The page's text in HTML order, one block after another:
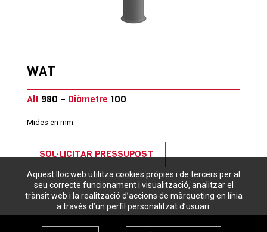
Aquest lloc web utilitza cookies pròpies i de tercers per al
seu correcte funcionament i visualització, analitzar el
trànsit web i la realització d’accions de màrqueting en línia
a través d’un perfil personalitzat d’usuari.
WAT
Alt 980 – Diàmetre 100
Mides en mm
SOL·LICITAR PRESSUPOST